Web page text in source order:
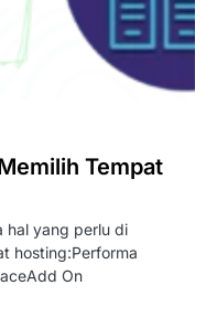
Tempat
hal yang perlu di
hosting:Performa
On